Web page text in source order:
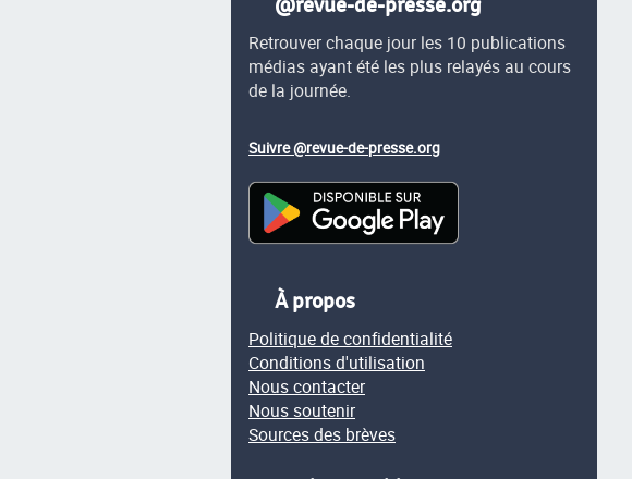
@revue-de-presse.org
Retrouver chaque jour les 10 publications
médias ayant été les plus relayés au cours
de la journée.
Suivre @revue-de-presse.org
À propos
Politique de confidentialité
Conditions d'utilisation
Nous contacter
Nous soutenir
Sources des brèves